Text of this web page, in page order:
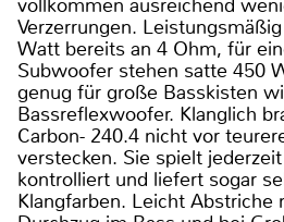
vollkommen ausreichend
Verzerrungen.
Watt bereits an 4 Ohm, für
Subwoofer stehen satte 450
genug für große Basskisten
Bassreflexwoofer. Klanglich
Carbon- 240.4 nicht vor
verstecken. Sie spielt
kontrolliert und liefert sogar
Klangfarben. Leicht Abstriche